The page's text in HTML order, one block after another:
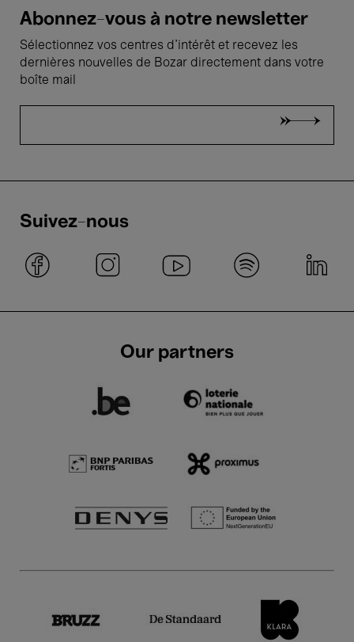
Abonnez-vous à notre newsletter
Sélectionnez vos centres d'intérêt et recevez les
dernières nouvelles de Bozar directement dans votre
boîte mail
Suivez-nous
Our partners